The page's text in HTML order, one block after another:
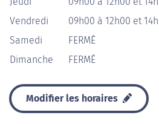
Vendredi
09h00 à 12h00 et
Samedi
FERMÉ
Dimanche
FERMÉ
Modifier les horaires